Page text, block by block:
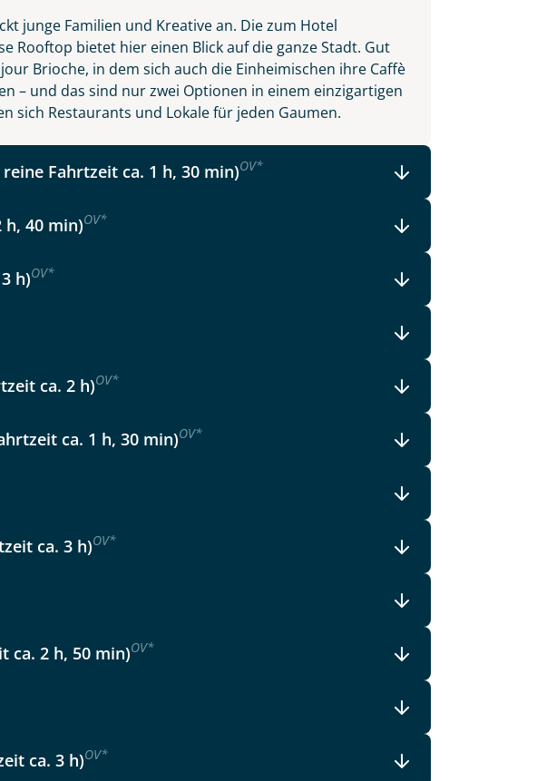
Metropolen in
junge Familien und Kreative an. Die zum Hotel
Rooftop bietet hier einen Blick auf die ganze Stadt. Gut
Brioche, in dem sich auch die Einheimischen ihre Caffè
– und das sind nur zwei Optionen in einem einzigartigen
sich Restaurants und Lokale für jeden Gaumen.
Fahrtzeit ca. 1 h, 30 min)OV*
40 min)OV*
h)OV*
ca. 2 h)OV*
ca. 1 h, 30 min)OV*
ca. 3 h)OV*
ca. 2 h, 50 min)OV*
ca. 3 h)OV*
Alter
akzeptiert haben.